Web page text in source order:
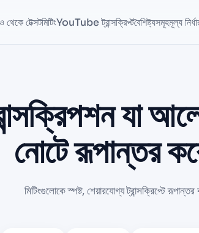
থেকে টেক্সটমিটিংYouTube ট্রান্সক্রিপ্টবৈশিষ্ট্যসমূহমূল্য
যা
নোটে রূপান্তর
মিটিংগুলোকে স্পষ্ট, শেয়ারযোগ্য ট্রান্সক্রিপ্টে